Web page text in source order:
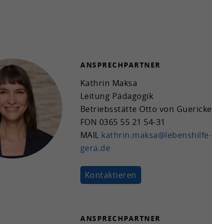
AN­SPRECH­PART­NER
Kath­rin Maksa
Lei­tung Päd­ago­gik
Be­triebs­stät­te Otto von Gue­ri­cke
FON 0365 55 21 54-31
MAIL kath­rin.maksa@lebenshilfe-​
gera.de
Kon­tak­tie­ren
AN­SPRECH­PART­NER